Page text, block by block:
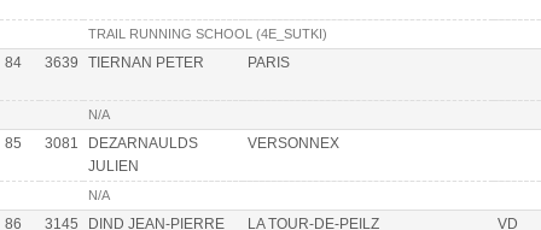
TRAIL RUNNING SCHOOL (4E_SUTKI)
84 3639 TIERNAN PETER PARIS
N/A
85 3081
DEZARNAULDS
JULIEN
VERSONNEX
N/A
86 3145 DIND JEAN-PIERRE LA TOUR-DE-PEILZ VD